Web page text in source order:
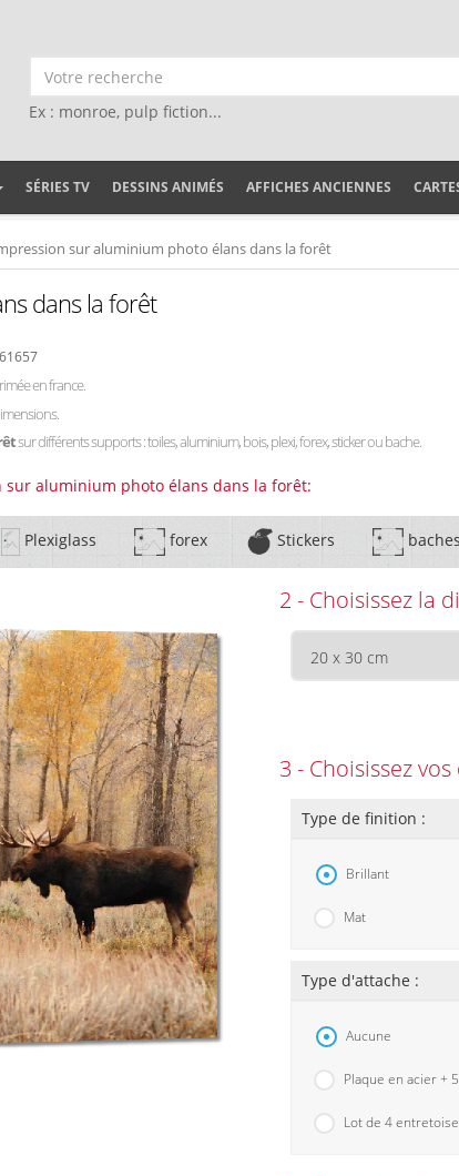
Ex : monroe, pulp fiction...
SÉRIES TV DESSINS ANIMÉS AFFICHES ANCIENNES
sur aluminium photo élans dans la forêt
dans la forêt
en france.
sur différents supports : toiles, aluminium, bois, plexi, forex, sticker ou bache.
aluminium photo élans dans la forêt:
Plexiglass forex Stickers baches
2 - Choisissez la
3 - Choisissez
Type de finition :
Brillant
Mat
Type d'attache :
Aucune
Plaque en acier +
Lot de 4